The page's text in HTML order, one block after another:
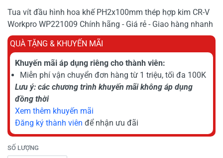
Tua vít đầu hình hoa khế PH2x100mm thép hợp kim CR-V
Workpro WP221009 Chính hãng - Giá rẻ - Giao hàng nhanh
QUÀ TẶNG & KHUYẾN MÃI
Khuyến mãi áp dụng riêng cho thành viên:
Miễn phí vận chuyển đơn hàng từ 1 triệu, tối đa 100K
Lưu ý: các chương trình khuyến mãi không áp dụng
đồng thời
Xem thêm khuyến mãi
Đăng ký thành viên để nhận ưu đãi
SỐ LƯỢNG